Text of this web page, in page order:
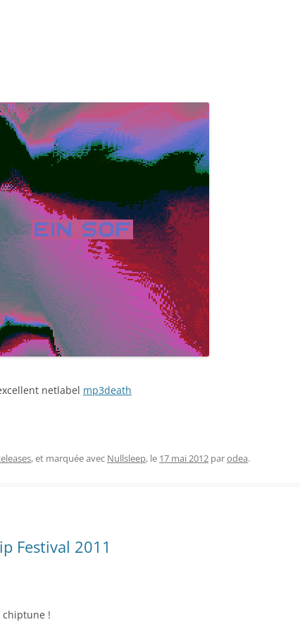
netlabel mp3death
, et marquée avec Nullsleep, le 17 mai 2012 parodea.
Festival 2011
chiptune !